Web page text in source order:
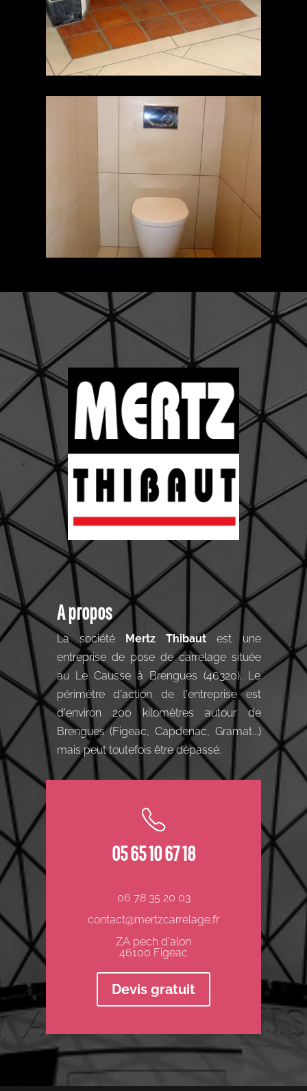
A propos
La société Mertz Thibaut est une
entreprise de pose de carrelage située
au Le Causse à Brengues (46320). Le
périmètre d'action de l'entreprise est
d'environ 200 kilomètres autour de
Brengues (Figeac, Capdenac, Gramat...)
mais peut toutefois être dépassé.
05 65 10 67 18
06 78 35 20 03
contact@mertzcarrelage.fr
ZA pech d'alon
46100 Figeac
Devis gratuit